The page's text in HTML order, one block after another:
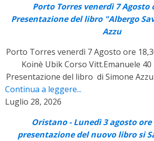
Porto Torres venerdì 7 Agosto
Presentazione del libro "Albergo
Azzu
Porto Torres venerdì 7 Agosto ore
Koinè Ubik Corso Vitt.Emanuele
Presentazione del libro di Simone
Edizioni il Maestrale Dialoga con
Marras Perantoni In collaborazione:
Continua a leggere...
Luglio 28, 2026
Oristano - Lunedì 3 agosto ore
presentazione del nuovo libro si